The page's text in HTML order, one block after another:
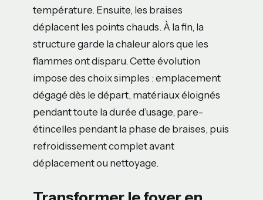
température. Ensuite, les braises
déplacent les points chauds. À la fin, la
structure garde la chaleur alors que les
flammes ont disparu. Cette évolution
impose des choix simples : emplacement
dégagé dès le départ, matériaux éloignés
pendant toute la durée d’usage, pare-
étincelles pendant la phase de braises, puis
refroidissement complet avant
déplacement ou nettoyage.